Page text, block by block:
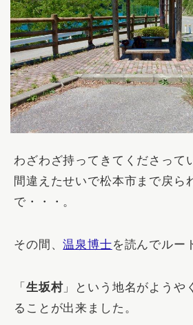
わざわざ持ってきてくださって
間違えたせいで松本市まで戻ら
で・・・。
その間、温泉博士を読んでルー
「 生坂村」という地名がようや
ることが出来ました。